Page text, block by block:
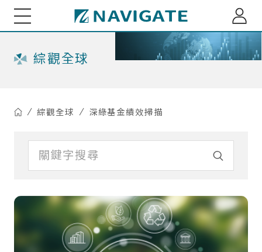
展新證券投資顧問股份有限公司 Navigate
關於我們
每月市場趨勢剖析
小老闆投資瞭望台
多重資產投組建議
精選台股投組建議
全球資金流向脈動
海外股債ETF觀測
深綠基金績效掃描
綜觀全球
綜觀全球 深綠基金績效掃描